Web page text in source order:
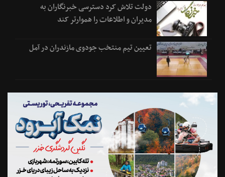
دولت تلاش کرد دسترسی خبرنگاران به
مدیران و اطلاعات را هموارتر کند
تعیین تیم منتخب جودوی مازندران در آمل